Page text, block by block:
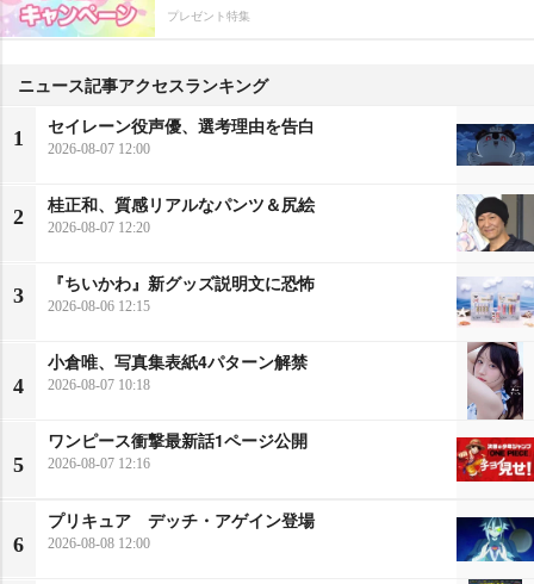
プレゼント特集
ニュース記事アクセスランキング
1
セイレーン役声優、選考理由を告白
2026-08-07 12:00
2
桂正和、質感リアルなパンツ＆尻絵
2026-08-07 12:20
3
『ちいかわ』新グッズ説明文に恐怖
2026-08-06 12:15
4
小倉唯、写真集表紙4パターン解禁
2026-08-07 10:18
5
ワンピース衝撃最新話1ページ公開
2026-08-07 12:16
6
プリキュア デッチ・アゲイン登場
2026-08-08 12:00